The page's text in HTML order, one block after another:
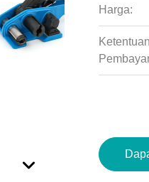
Harga:
Ketentuan